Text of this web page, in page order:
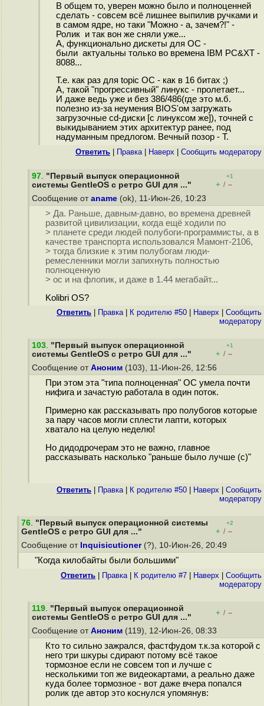
В общем то, уверен можно было и полноценней
сделать - совсем всё лишнее выпилив ручками и
в самом ядре, но таки "Можно - а, зачем?!" -
Ролик и так вон же сняли уже...
А, функционально дискеты для ОС -
были актуальны только во времена IBM PC&XT -
8088...
Т.е. как раз для topic ОС - как в 16 битах ;)
А, такой "прогрессивный" линукс - пролетает...
И даже ведь уже и без 386/486(где это м.б.
полезно из-за неумения BIOS'ом загружать
загрузочные cd-диски [с линуксом же]), точней с
выкидыванием этих архитектур ранее, под
надуманным предлогом. Вечный позор - Т.
Ответить Правка| Наверх Cообщить модератору
97. "Первый выпуск операционной
системы GentleOS с ретро GUI для ..."
+1
+ / –
Сообщение от aname (ok), 11-Июн-26, 10:23
> Да. Раньше, давным-давно, во времена древней
развитой цивилизации, когда ещё ходили по
> планете среди людей полубоги-программисты, а в
качестве транспорта использовался Мамонт-2106,
> тогда близкие к этим полубогам люди-
ремесленники могли запихнуть полностью
полноценную
> ос и на флопик, и даже в 1.44 мегабайт...
Kolibri OS?
Ответить Правка| К родителю #50 Наверх
Cообщить
модератору
103. "Первый выпуск операционной
системы GentleOS с ретро GUI для ..."
+1
+ / –
Сообщение от Аноним (103), 11-Июн-26, 12:56
При этом эта "типа полноценная" ОС умела почти
нифига и зачастую работала в один поток.
Примерно как рассказывать про полубогов которые
за пару часов могли сплести лапти, которых
хватало на целую неделю!
Но дидодpoчерам это не важно, главное
рассказывать насколько "раньше было лучше (с)"
Ответить Правка| К родителю #50 Наверх
Cообщить
модератору
76. "Первый выпуск операционной системы
GentleOS с ретро GUI для ..."
+2
+ / –
Сообщение от Inquisicutioner(?), 10-Июн-26, 20:49
"Когда килобайты были большими"
Ответить Правка| К родителю #7 Наверх
Cообщить
модератору
119. "Первый выпуск операционной
системы GentleOS с ретро GUI для ..."
+ / –
Сообщение от Аноним (119), 12-Июн-26, 08:33
Кто то сильно зажрался, фастфудом т.к.за которой с
него три шкуры сдирают потому всё такое
тормозное если не совсем топ и лучше с
несколькими топ же видеокартами, а реально даже
куда более тормозное - вот даже вчера попался
ролик где автор это коснулся упомянув: